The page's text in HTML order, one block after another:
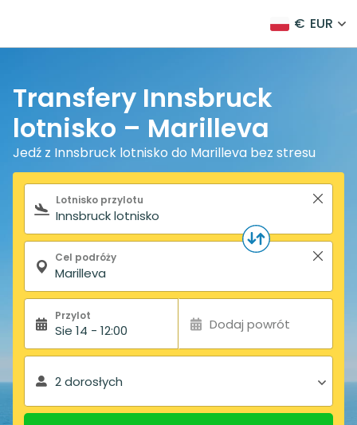
€ EUR
Transfery Innsbruck
lotnisko – Marilleva
Jedź z Innsbruck lotnisko do Marilleva bez stresu
Formularz wyszukiwania
Lotnisko przylotu
Cel podróży
Przylot
Sie 14 - 12:00 Dodaj powrót
2 dorosłych